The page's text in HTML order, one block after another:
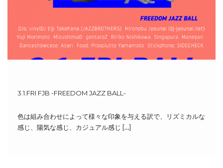
3.1.FRI FJB -FREEDOM JAZZ BALL-
色は組み合わせによって様々な印象を与える訳で、リズミカルな
感じ、陽気な感じ、カジュアル感じ […]